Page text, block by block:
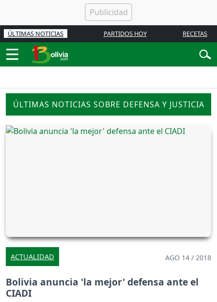
ÚLTIMAS NOTICIAS PARTIDOS HOY RECETAS
ÚLTIMAS NOTICIAS SOBRE DEFENSA Y JUSTICIA
ACTUALIDAD AGO 14 / 2018
Bolivia anuncia 'la mejor' defensa ante el
CIADI